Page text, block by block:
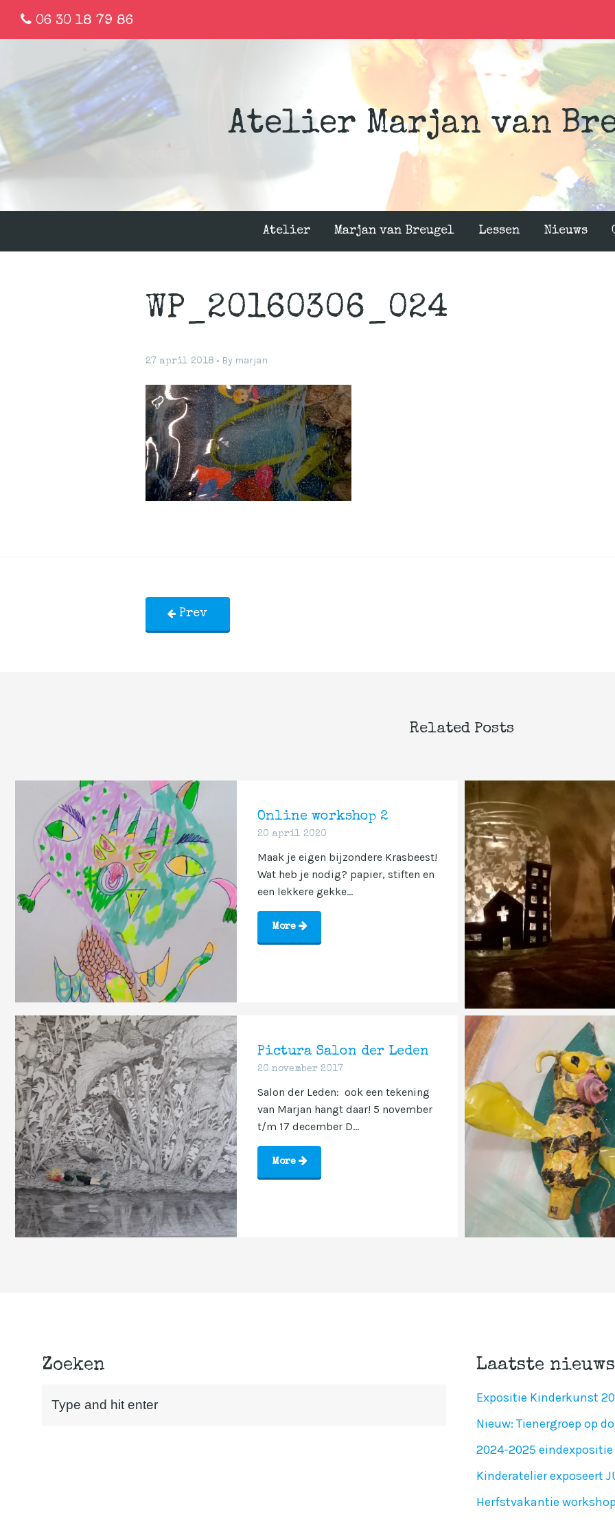
06 30 18 79 86
Atelier Marjan van
Atelier Marjan van Breugel Lessen Nieuws
WP_20160306_024
27 april 2018 By marjan
Prev
Related Posts
Online workshop 2
20 april 2020
Maak je eigen bijzondere Krasbeest!
Wat heb je nodig? papier, stiften en
een lekkere gekke...
More
Pictura Salon der Leden
20 november 2017
Salon der Leden: ook een tekening
van Marjan hangt daar! 5 november
t/m 17 december​ D...
More
Zoeken Laatste nieuws
Expositie Kinderkunst
Nieuw: Tienergroep op
2024-2025
Kinderatelier exposeert
Herfstvakantie